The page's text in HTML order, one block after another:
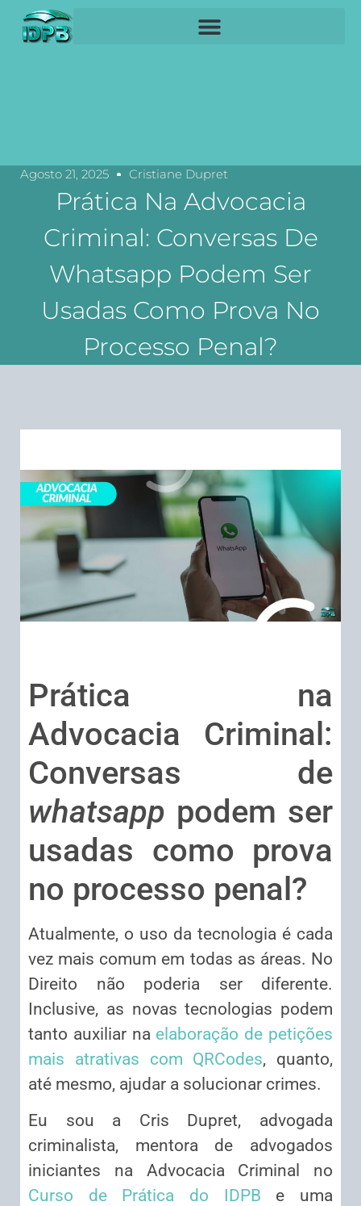
Agosto 21, 2025 Cristiane Dupret
Prática Na Advocacia
Criminal: Conversas De
Whatsapp Podem Ser
Usadas Como Prova No
Processo Penal?
Prática na
Advocacia Criminal:
Conversas de
whatsapp podem ser
usadas como prova
no processo penal?
Atualmente, o uso da tecnologia é cada
vez mais comum em todas as áreas. No
Direito não poderia ser diferente.
Inclusive, as novas tecnologias podem
tanto auxiliar na elaboração de petições
mais atrativas com QRCodes, quanto,
até mesmo, ajudar a solucionar crimes.
Eu sou a Cris Dupret, advogada
criminalista, mentora de advogados
iniciantes na Advocacia Criminal no
Curso de Prática do IDPB e uma